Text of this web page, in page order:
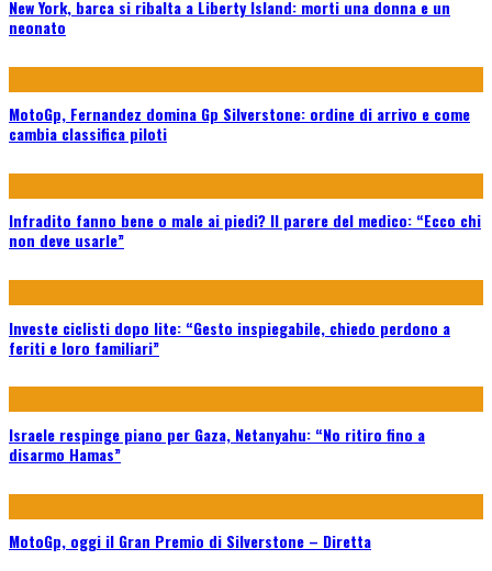
New York, barca si ribalta a Liberty Island: morti una donna e un
neonato
MotoGp, Fernandez domina Gp Silverstone: ordine di arrivo e come
cambia classifica piloti
Infradito fanno bene o male ai piedi? Il parere del medico: “Ecco chi
non deve usarle”
Investe ciclisti dopo lite: “Gesto inspiegabile, chiedo perdono a
feriti e loro familiari”
Israele respinge piano per Gaza, Netanyahu: “No ritiro fino a
disarmo Hamas”
MotoGp, oggi il Gran Premio di Silverstone – Diretta